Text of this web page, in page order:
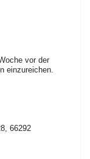
vor der
einzureichen.
66292